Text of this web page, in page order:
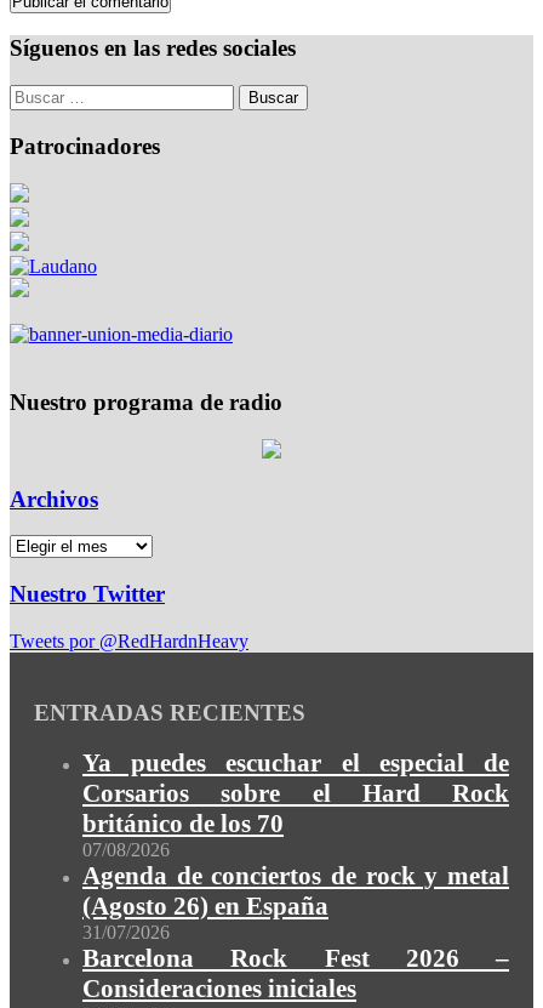
Síguenos en las redes sociales
Patrocinadores
Nuestro programa de radio
Archivos
Nuestro Twitter
Tweets por @RedHardnHeavy
ENTRADAS RECIENTES
Ya puedes escuchar el especial de
Corsarios sobre el Hard Rock
británico de los 70
07/08/2026
Agenda de conciertos de rock y metal
(Agosto 26) en España
31/07/2026
Barcelona Rock Fest 2026 –
Consideraciones iniciales